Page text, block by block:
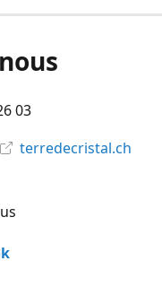
03
terredecristal.ch